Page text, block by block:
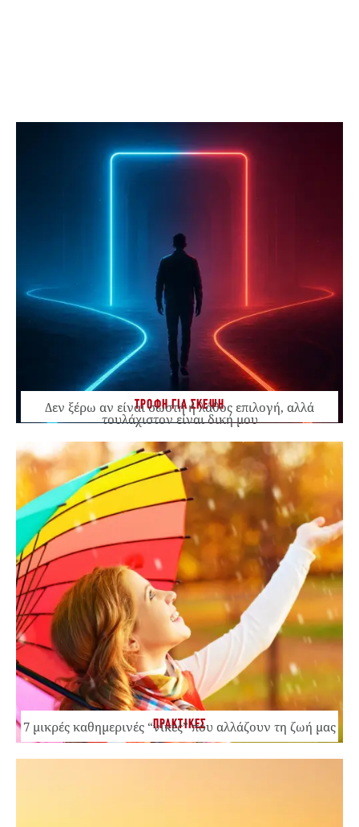
ΤΡΟΦΗ ΓΙΑ ΣΚΕΨΗ
Δεν ξέρω αν είναι σωστή ή λάθος επιλογή, αλλά
τουλάχιστον είναι δική μου
ΠΡΑΚΤΙΚΕΣ
7 μικρές καθημερινές “νίκες” που αλλάζουν τη ζωή μας